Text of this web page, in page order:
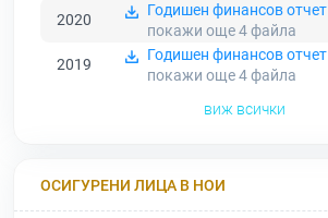
2020
Годишен финансов отчет
покажи още 4файла
2019
Годишен финансов отчет
покажи още 4файла
виж всички
ОСИГУРЕНИ ЛИЦА В НОИ